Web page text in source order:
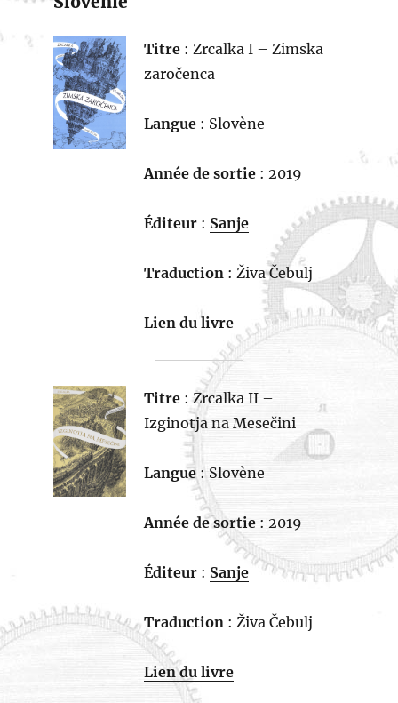
Titre: Zrcalka I – Zimska
zaročenca
Langue: Slovène
Année de sortie : 2019
Éditeur: Sanje
Traduction : Živa Čebulj
Lien du livre
Titre: Zrcalka II –
Izginotja na Mesečini
Langue: Slovène
Année de sortie : 2019
Éditeur: Sanje
Traduction : Živa Čebulj
Lien du livre